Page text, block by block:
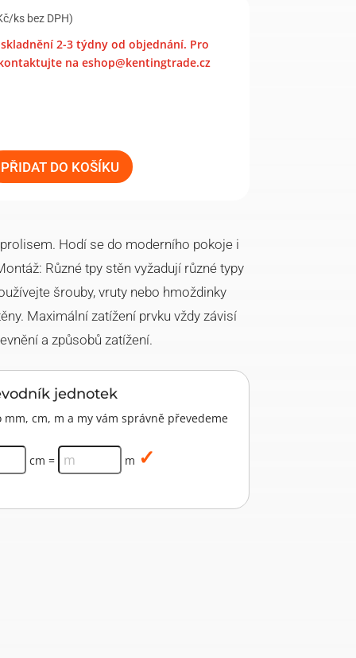
ks bez DPH)
2-3 týdny od objednání. Pro
na eshop@kentingtrade.cz
PŘIDAT DO KOŠÍKU
Hodí se do moderního pokoje i
Různé tpy stěn vyžadují různé typy
šrouby, vruty nebo hmoždinky
Maximální zatížení prvku vždy závisí
a způsobů zatížení.
jednotek
cm, m a my vám správně převedeme
cm =
m